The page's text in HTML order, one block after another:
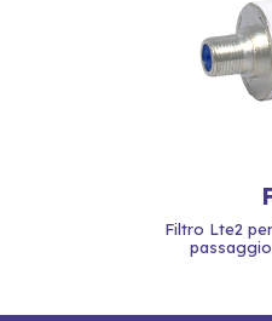
Filtro Lte2